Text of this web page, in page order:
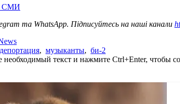
- СМИ
та WhatsApp. Підписуйтесь на наші канали
депортация, музыканты, би-2
текст и нажмите Ctrl+Enter, чтобы